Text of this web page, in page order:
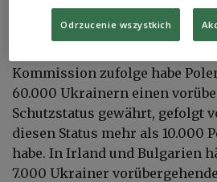
im Juni die meisten
Ukraine vorübergehend
Kommission zufolge habe
60.000 Ukrainern einen
Schutzstatus gewährt, gefolgt
diesen Status mehr als 10.000
habe. In Irland und Bulgarien
7.000 Ukrainer
Odrzucenie wszystkich